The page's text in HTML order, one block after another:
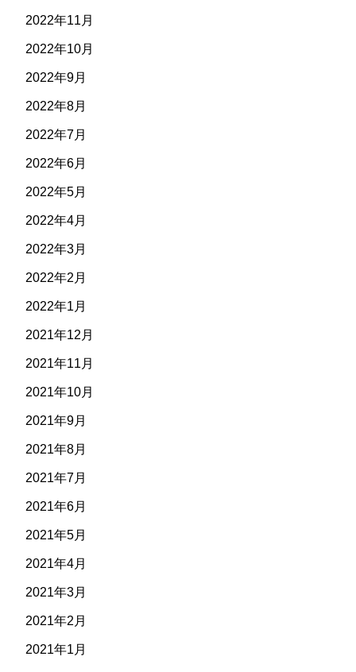
2022年11月
2022年10月
2022年9月
2022年8月
2022年7月
2022年6月
2022年5月
2022年4月
2022年3月
2022年2月
2022年1月
2021年12月
2021年11月
2021年10月
2021年9月
2021年8月
2021年7月
2021年6月
2021年5月
2021年4月
2021年3月
2021年2月
2021年1月